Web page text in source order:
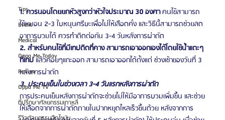
Tips
Event
Medical
Oppa Me Today
Review
Oppa Me TV
ที่ปรึกษาศัลยกรรมเกาหลี
1. ควรนอนโดยยกหัวสูงกว่าหัวใจประมาณ 30 องศา คนไข้สามารถ
ใช้หมอน 2-3 ใบหนุนศรีษะเพื่อไม่ให้เลือดคั่ง และวิธีนี้สามารถช่วยลด
อาการบวมได้ ควรทำติดต่อกัน 3-4 วันหลังการผ่าตัด
2. สำหรับคนไข้ที่มีเทปติดที่คาง สามารถเอาออกเองได้โดยใช้น้ำแตะๆ
ที่เทป แล้วค่อยๆแกะออก สามารถเอาออกได้ตั้งแต่ ช่วงเช้าของวันที่ 3
หลังการผ่าตัด
3. ประคบเย็นในช่วงเวลา 3-4 วันแรกหลังการผ่าตัด
การประคบเย็นหลังการผ่าตัดจะช่วยไม่ให้มีอาการบวมเพิ่มขึ้น และช่วย
ให้เลือดจากการผ่าตัดภายในปากหยุดไหลเร็วขึ้นด้วย หลังจากการ